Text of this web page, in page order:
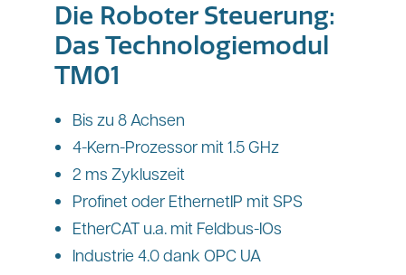
Die Roboter Steuerung:
Das Technologiemodul
TM01
Bis zu 8 Achsen
4-Kern-Prozessor mit 1.5 GHz
2 ms Zykluszeit
Profinet oder EthernetIP mit SPS
EtherCAT u.a. mit Feldbus-IOs
Industrie 4.0 dank OPC UA